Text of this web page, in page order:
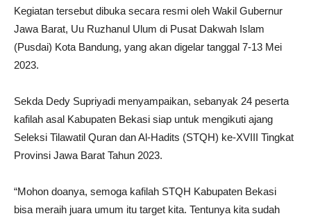
Kegiatan tersebut dibuka secara resmi oleh Wakil Gubernur
Jawa Barat, Uu Ruzhanul Ulum di Pusat Dakwah Islam
(Pusdai) Kota Bandung, yang akan digelar tanggal 7-13 Mei
2023.
Sekda Dedy Supriyadi menyampaikan, sebanyak 24 peserta
kafilah asal Kabupaten Bekasi siap untuk mengikuti ajang
Seleksi Tilawatil Quran dan Al-Hadits (STQH) ke-XVIII Tingkat
Provinsi Jawa Barat Tahun 2023.
“Mohon doanya, semoga kafilah STQH Kabupaten Bekasi
bisa meraih juara umum itu target kita. Tentunya kita sudah